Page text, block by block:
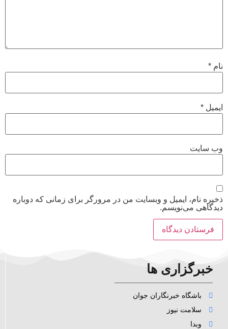
نام *
ایمیل *
وب‌ سایت
ذخیره نام، ایمیل و وبسایت من در مرورگر برای زمانی که دوباره
دیدگاهی می‌نویسم.
خبرگزاری ها
باشگاه خبرنگاران جوان
سلامت نیوز
وبدا